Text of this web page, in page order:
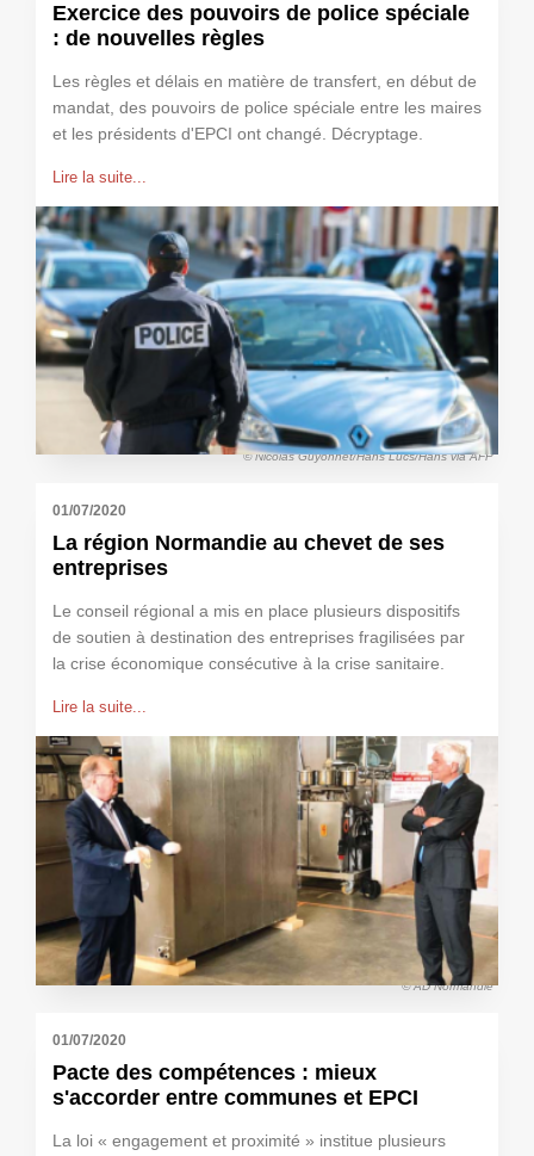
Exercice des pouvoirs de police spéciale
: de nouvelles règles
Les règles et délais en matière de transfert, en début de
mandat, des pouvoirs de police spéciale entre les maires
et les présidents d'EPCI ont changé. Décryptage.
Lire la suite...
© Nicolas Guyonnet/Hans Lucs/Hans via AFP
01/07/2020
La région Normandie au chevet de ses
entreprises
Le conseil régional a mis en place plusieurs dispositifs
de soutien à destination des entreprises fragilisées par
la crise économique consécutive à la crise sanitaire.
Lire la suite...
© AD Normandie
01/07/2020
Pacte des compétences : mieux
s'accorder entre communes et EPCI
La loi « engagement et proximité » institue plusieurs